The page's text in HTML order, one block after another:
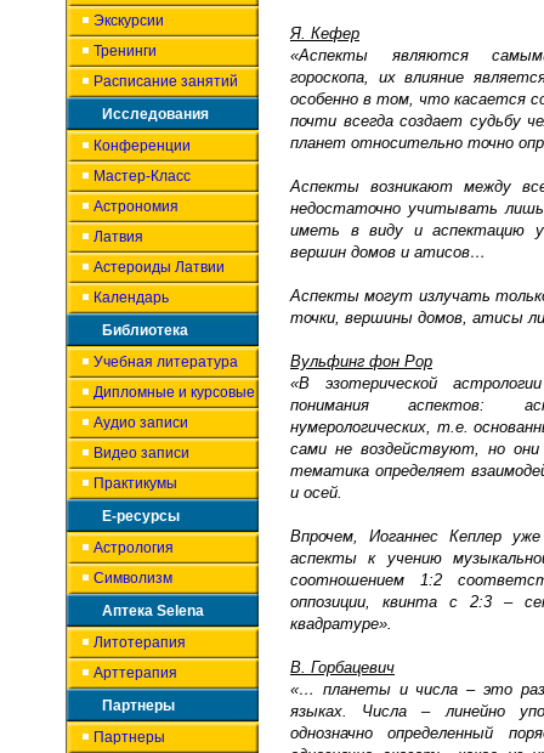
Экскурсии
Тренинги
Расписание занятий
Исследования
Конференции
Мастер-Класс
Астрономия
Латвия
Астероиды Латвии
Календарь
Библиотека
Учебная литература
Дипломные и курсовые
Аудио записи
Видео записи
Практикумы
Е-ресурсы
Астрология
Символизм
Аптека Selena
Литотерапия
Арттерапия
Партнеры
Партнеры
Я. Кефер
«Аспекты являются
гороскопа, их влияние
особенно в том, что касается
почти всегда создает судьбу
планет относительно точно
Аспекты возникают между
недостаточно учитывать
иметь в виду и аспектацию
вершин домов и атисов…
Аспекты могут излучать
точки, вершины домов, атисы
Вульфинг фон Рор
«В эзотерической
понимания аспектов:
нумерологических, т.е.
сами не воздействуют, но они
тематика определяет
и осей.
Впрочем, Иоганнес Кеплер
аспекты к учению
соотношением 1:2
оппозиции, квинта с 2:3 –
квадратуре».
В. Горбацевич
«… планеты и числа – это
языках. Числа – линейно
однозначно определенный